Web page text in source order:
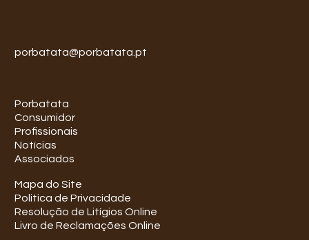
porbatata@porbatata.pt
Porbatata
Consumidor
Profissionais
Notícias
Associados
Mapa do Site
Politica de Privacidade
Resolução de Litígios Online
Livro de Reclamações Online